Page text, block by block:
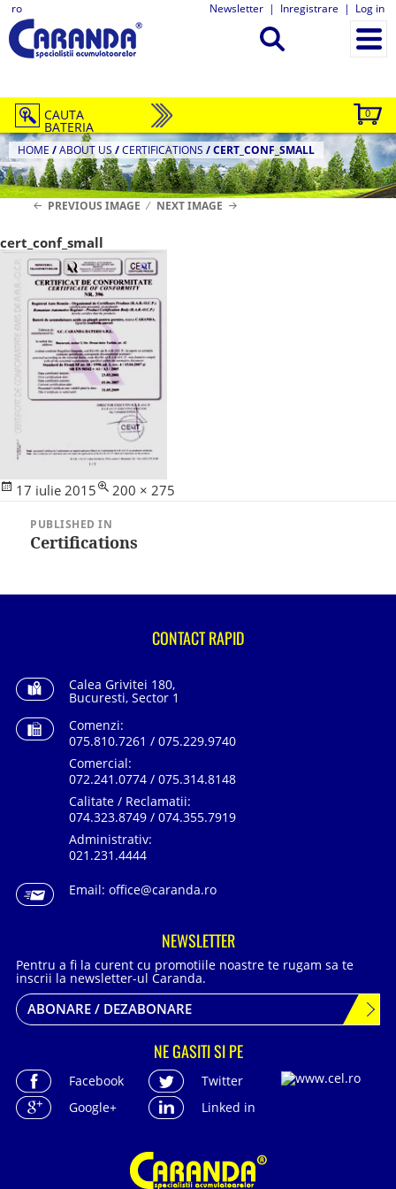
ro Newsletter | Inregistrare | Log in
0
CAUTA
BATERIA
HOME /ABOUT US/CERTIFICATIONS /CERT_CONF_SMALL
PREVIOUS IMAGE NEXT IMAGE
cert_conf_small
Posted
17 iulie 2015
Full
200 × 275
articole
PUBLISHED IN
Certifications
CONTACT RAPID
Calea Grivitei 180,
Bucuresti, Sector 1
Comenzi:
075.810.7261 / 075.229.9740
Comercial:
072.241.0774 / 075.314.8148
Calitate / Reclamatii:
074.323.8749 / 074.355.7919
Administrativ:
021.231.4444
Email: office@caranda.ro
NEWSLETTER
Pentru a fi la curent cu promotiile noastre te rugam sa te
inscrii la newsletter-ul Caranda.
ABONARE / DEZABONARE
NE GASITI SI PE
Facebook
Twitter
Google+
Linked in